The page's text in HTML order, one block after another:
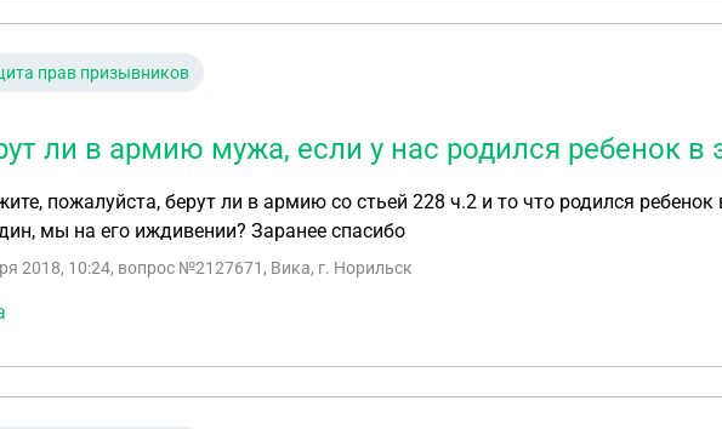
прав призывников
ли в армию мужа, если у нас родился ребенок в
пожалуйста, берут ли в армию со стьей 228 ч.2 и то что родился
мы на его иждивении? Заранее спасибо
2018, 10:24, вопрос №2127671, Вика, г. Норильск